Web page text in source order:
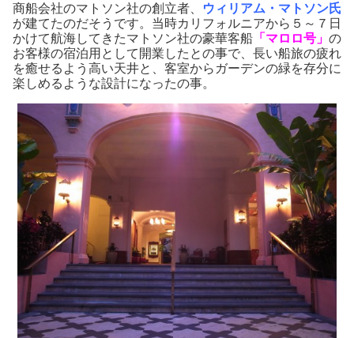
商船会社のマトソン社の創立者、
ウィリアム・マトソン氏
が建てたのだそうです。当時カリフォルニアから５～７日
かけて航海してきたマトソン社の豪華客船 「マロロ号」 の
お客様の宿泊用として開業したとの事で、長い船旅の疲れ
を癒せるよう高い天井と、客室からガーデンの緑を存分に
楽しめるような設計になったの事。